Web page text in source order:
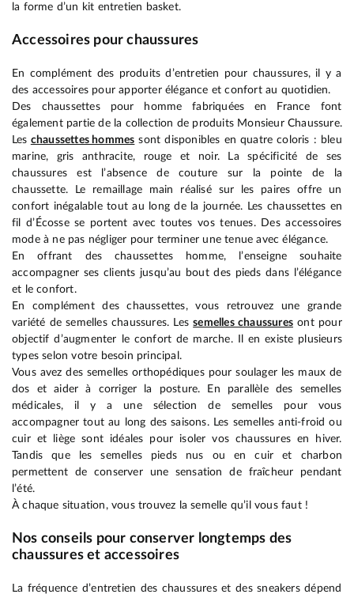
la forme d’un kit entretien basket.
Accessoires pour chaussures
En complément des produits d’entretien pour chaussures, il y a
des accessoires pour apporter élégance et confort au quotidien.
Des chaussettes pour homme fabriquées en France font
également partie de la collection de produits Monsieur Chaussure.
Les chaussettes hommes sont disponibles en quatre coloris : bleu
marine, gris anthracite, rouge et noir. La spécificité de ses
chaussures est l’absence de couture sur la pointe de la
chaussette. Le remaillage main réalisé sur les paires offre un
confort inégalable tout au long de la journée. Les chaussettes en
fil d’Écosse se portent avec toutes vos tenues. Des accessoires
mode à ne pas négliger pour terminer une tenue avec élégance.
En offrant des chaussettes homme, l’enseigne souhaite
accompagner ses clients jusqu’au bout des pieds dans l’élégance
et le confort.
En complément des chaussettes, vous retrouvez une grande
variété de semelles chaussures. Lessemelles chaussuresont pour
objectif d’augmenter le confort de marche. Il en existe plusieurs
types selon votre besoin principal.
Vous avez des semelles orthopédiques pour soulager les maux de
dos et aider à corriger la posture. En parallèle des semelles
médicales, il y a une sélection de semelles pour vous
accompagner tout au long des saisons. Les semelles anti-froid ou
cuir et liège sont idéales pour isoler vos chaussures en hiver.
Tandis que les semelles pieds nus ou en cuir et charbon
permettent de conserver une sensation de fraîcheur pendant
l’été.
À chaque situation, vous trouvez la semelle qu’il vous faut !
Nos conseils pour conserver longtemps des
chaussures et accessoires
La fréquence d’entretien des chaussures et des sneakers dépend